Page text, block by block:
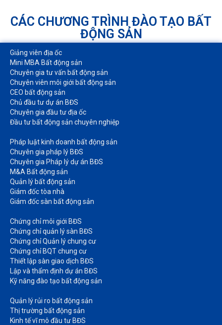
CÁC CHƯƠNG TRÌNH ĐÀO TẠO BẤT
ĐỘNG SẢN
Giảng viên địa ốc
Mini MBA Bất động sản
Chuyên gia tư vấn bất động sản
Chuyên viên môi giới bất động sản​
CEO bất động sản
Chủ đầu tư dự án BĐS
Chuyên gia đầu tư địa ốc​
Đầu tư bất động sản chuyên nghiệp
Pháp luật kinh doanh bất động sản​
Chuyên gia pháp lý BĐS
Chuyên gia Pháp lý dự án BĐS
M&A Bất động sản​
Quản lý bất động sản
Giám đốc tòa nhà​
Giám đốc sàn bất động sản
Chứng chỉ môi giới BĐS​
Chứng chỉ quản lý sàn BĐS
Chứng chỉ Quản lý chung cư​
Chứng chỉ BQT chung cư​
Thiết lập sàn giao dịch BĐS​
Lập và thẩm định dự án BĐS​
Kỹ năng đào tạo bất động sản​
Quản lý rủi ro bất động sản​
Thị trường bất động sản​
Kinh tế vĩ mô đầu tư BĐS​